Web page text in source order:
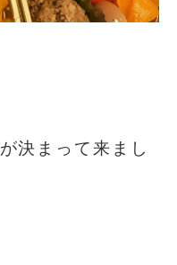
決まって来まし